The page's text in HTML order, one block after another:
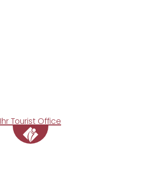
Ihr Tourist Office